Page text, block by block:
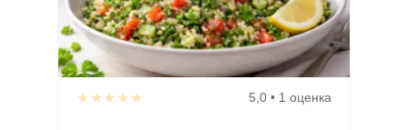
★★★★★ 5,0 • 1 оценка